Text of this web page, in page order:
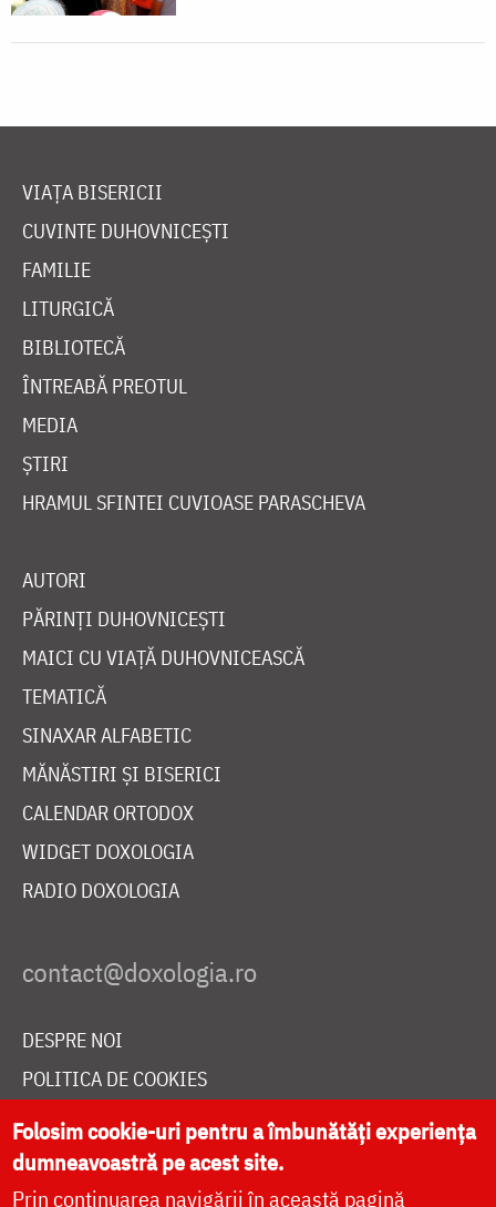
VIAȚA BISERICII
CUVINTE DUHOVNICEȘTI
FAMILIE
LITURGICĂ
BIBLIOTECĂ
ÎNTREABĂ PREOTUL
MEDIA
ȘTIRI
HRAMUL SFINTEI CUVIOASE PARASCHEVA
AUTORI
PĂRINȚI DUHOVNICEȘTI
MAICI CU VIAȚĂ DUHOVNICEASCĂ
TEMATICĂ
SINAXAR ALFABETIC
MĂNĂSTIRI ȘI BISERICI
CALENDAR ORTODOX
WIDGET DOXOLOGIA
RADIO DOXOLOGIA
DESPRE NOI
POLITICA DE COOKIES
DONEAZĂ ONLINE PENTRU CATEDRALA NAȚIONALĂ
LIVE
Folosim cookie-uri pentru a îmbunătăți experiența
dumneavoastră pe acest site.
Prin continuarea navigării în această pagină